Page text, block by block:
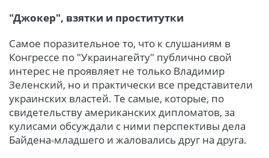
"Джокер", взятки и проститутки
Самое поразительное то, что к слушаниям в
Конгрессе по "Украинагейту" публично свой
интерес не проявляет не только Владимир
Зеленский, но и практически все представители
украинских властей. Те самые, которые, по
свидетельству американских дипломатов, за
кулисами обсуждали с ними перспективы дела
Байдена-младшего и жаловались друг на друга.